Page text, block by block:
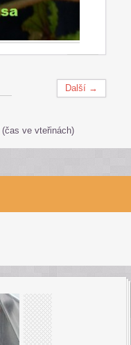
Další →
(čas ve vteřinách)